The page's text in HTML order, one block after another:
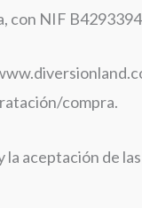
con NIF
compra.
aceptación de